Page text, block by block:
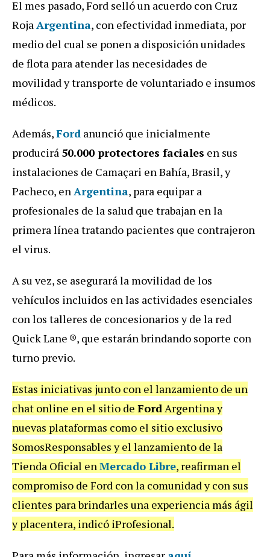
El mes pasado, Ford selló un acuerdo con Cruz
RojaArgentina, con efectividad inmediata, por
medio del cual se ponen a disposición unidades
de flota para atender las necesidades de
movilidad y transporte de voluntariado e insumos
médicos.
Además,Ford anunció que inicialmente
producirá 50.000 protectores faciales en sus
instalaciones de Camaçari en Bahía, Brasil, y
Pacheco, enArgentina, para equipar a
profesionales de la salud que trabajan en la
primera línea tratando pacientes que contrajeron
el virus.
A su vez, se asegurará la movilidad de los
vehículos incluidos en las actividades esenciales
con los talleres de concesionarios y de la red
Quick Lane ®, que estarán brindando soporte con
turno previo.
Estas iniciativas junto con el lanzamiento de un
chat online en el sitio de FordArgentina y
nuevas plataformas como el sitio exclusivo
SomosResponsables y el lanzamiento de la
Tienda Oficial enMercado Libre, reafirman el
compromiso de Ford con la comunidad y con sus
clientes para brindarles una experiencia más ágil
y placentera, indicó iProfesional.